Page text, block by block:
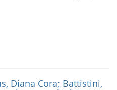
Diana Cora; Battistini,